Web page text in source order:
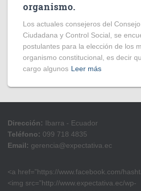
organismo.
Los actuales consejeros del
Ciudadana y Control Social, se
postulantes para la elección de los
organismo constitucional, es decir
cargo algunos Leer más
Dirección: Ibarra - Ecuador
Teléfono: 099 718 4835
Email: gerencia@expectativa.ec
<a href=”https://www.facebook.com/
<img src=”http://www.expectativa.ec/wp-